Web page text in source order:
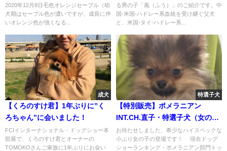
2020年12月8日毛色オレンジセーブル（幼
犬期はセーブル色が濃いですが、成長に伴
いオレンジ色が強くなる...
（生後２か月）のオーナー様を
募集します（HANA25-01, cn.風
る男の子「風（ふう）」のご紹介です。中
国-米国-ハドレー系血統を受け継ぐ父犬
と、米国-タイ-ハドレー系...
成犬
【くろのすけ君】1年ぶりに”く
ろちゃん”に会いました！
FCIインターナショナル・ドッグショー本
部展で、くろのすけ君とオーナーの
TOMOKOさんご家族に1年ぶりにお会い
特選子犬
【特別販売】ポメラニアン
INT.CH.直子・特選子犬（女の
子）のオーナー様を募集します
（cn.Maria)
お待たせしました、希少なハイスペックな
小ぶり女の子の登場です！ 現在ドッグ
ショーランキング・ポメラニアン部門トッ